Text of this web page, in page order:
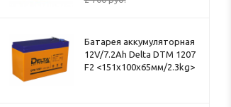
Батарея аккумуляторная
12V/7.2Ah Delta DTM 1207
F2 <151x100x65мм/2.3kg>